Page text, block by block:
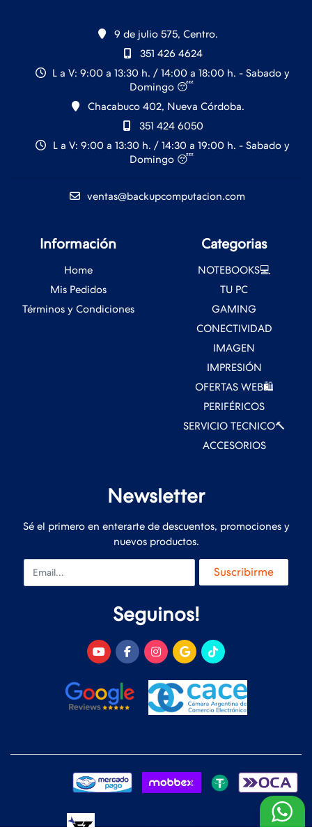
9 de julio 575, Centro.
351 426 4624
L a V: 9:00 a 13:30 h. / 14:00 a 18:00 h. - Sabado y
Domingo 😴
Chacabuco 402, Nueva Córdoba.
351 424 6050
L a V: 9:00 a 13:30 h. / 14:30 a 19:00 h. - Sabado y
Domingo 😴
ventas@backupcomputacion.com
Información
Home
Mis Pedidos
Términos y Condiciones
Categorias
NOTEBOOKS💻
TU PC
GAMING
CONECTIVIDAD
IMAGEN
IMPRESIÓN
OFERTAS WEB🛍️
PERIFÉRICOS
SERVICIO TECNICO🔨
ACCESORIOS
Newsletter
Sé el primero en enterarte de descuentos, promociones y
nuevos productos.
Email Suscribirme
Seguinos!
Desarrollado y Diseñado por FoxTienda